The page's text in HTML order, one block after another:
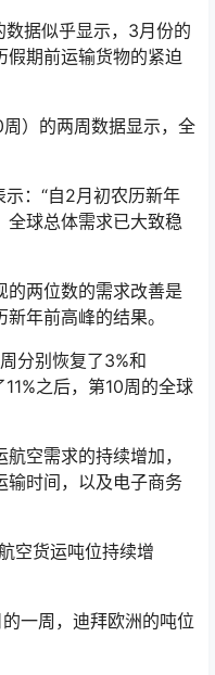
据似乎显示，3月份的
假期前运输货物的紧迫
）的两周数据显示，全
：“自2月初农历新年
全球总体需求已大致稳
的两位数的需求改善是
年前高峰的结果。
分别恢复了3%和
之后，第10周的全球
空需求的持续增加，
输时间，以及电子商务
空货运吨位持续增
一周，迪拜欧洲的吨位